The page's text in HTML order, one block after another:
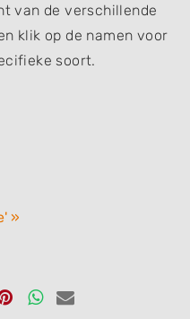
van de verschillende
klik op de namen voor
soort.
»
DelenDelen